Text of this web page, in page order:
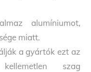
alumíniumot,
miatt.
a gyártók ezt az
szag